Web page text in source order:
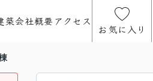
築会社概要アクセス
お気に入り